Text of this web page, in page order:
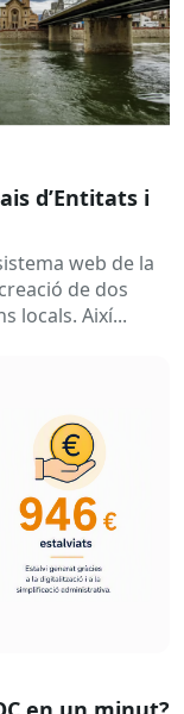
d’Entitats i
web de la
de dos
locals. Així...